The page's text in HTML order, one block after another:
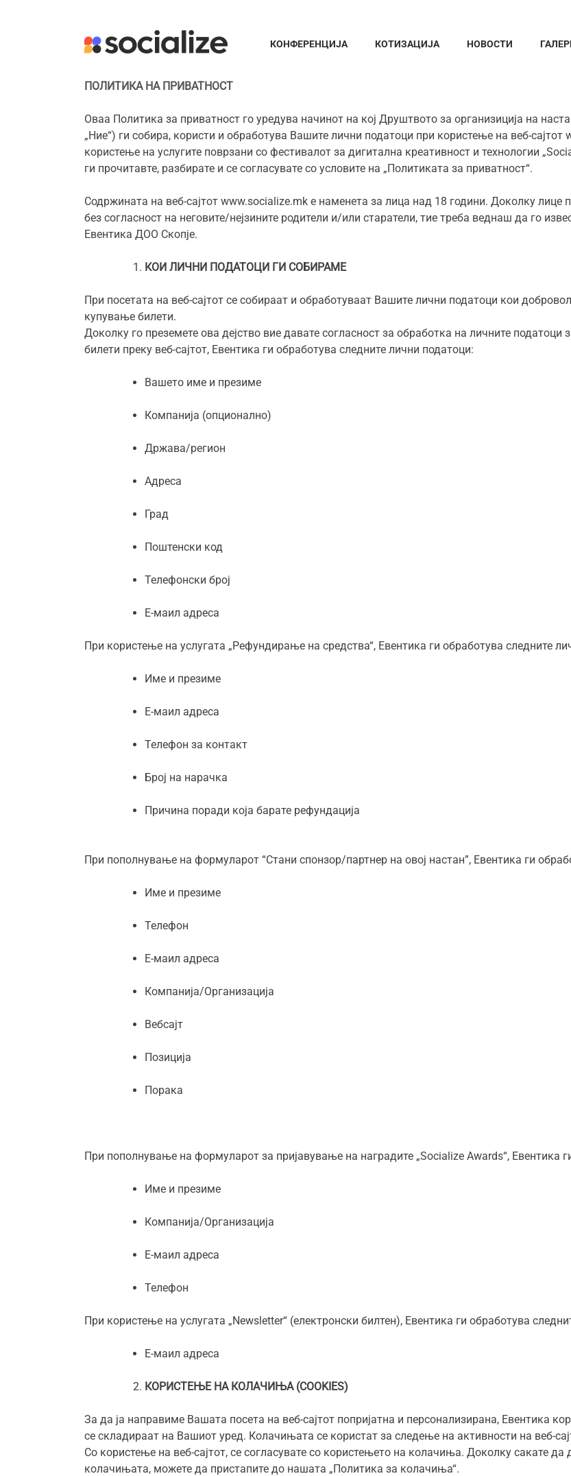
КОНФЕРЕНЦИЈА КОТИЗАЦИЈА НОВОСТИ
ПОЛИТИКА НА ПРИВАТНОСТ
Оваа Политика за приватност го уредува начинот на кој Друштвото за организиција на
„Ние“) ги собира, користи и обработува Вашите лични податоци при користење на веб-сајтот
користење на услугите поврзани со фестивалот за дигитална креативност и технологии
ги прочитавте, разбирате и се согласувате со условите на „Политиката за приватност“.
Содржината на веб-сајтот www.socialize.mk е наменета за лица над 18 години. Доколку лице
без согласност на неговите/нејзините родители и/или старатели, тие треба веднаш да го
Евентика ДОО Скопје.
КОИ ЛИЧНИ ПОДАТОЦИ ГИ СОБИРАМЕ
При посетата на веб-сајтот се собираат и обработуваат Вашите лични податоци кои
купување билети.
Доколку го преземете ова дејство вие давате согласност за обработка на личните
билети преку веб-сајтот, Евентика ги обработува следните лични податоци:
Вашето име и презиме
Компанија (опционално)
Држава/регион
Адреса
Град
Поштенски код
Телефонски број
Е-маил адреса
При користење на услугата „Рефундирање на средства“, Евентика ги обработува следните
Име и презиме
Е-маил адреса
Телефон за контакт
Број на нарачка
Причина поради која барате рефундација
При пополнување на формуларот “Стани спонзор/партнер на овој настан”, Евентика ги
Име и презиме
Телефон
Е-маил адреса
Компанија/Организација
Вебсајт
Позиција
Порака
При пополнување на формуларот за пријавување на наградите „Socialize Awards“, Евентика
Име и презиме
Компанија/Организација
Е-маил адреса
Телефон
При користење на услугата „Newsletter“ (електронски билтен), Евентика ги обработува
Е-маил адреса
КОРИСТЕЊЕ НА КОЛАЧИЊА (COOKIES)
За да ја направиме Вашата посета на веб-сајтот попријатна и персонализирана, Евентика
се складираат на Вашиот уред. Колачињата се користат за следење на активности на веб-
Со користење на веб-сајтот, се согласувате со користењето на колачиња. Доколку сакате да
колачињата, можете да пристапите до нашата „Политика за колачиња“.